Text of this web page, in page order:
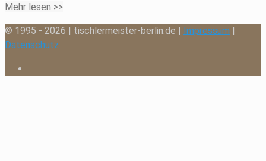
Mehr lesen >>
© 1995 - 2026 | tischlermeister-berlin.de | Impressum |
Datenschutz